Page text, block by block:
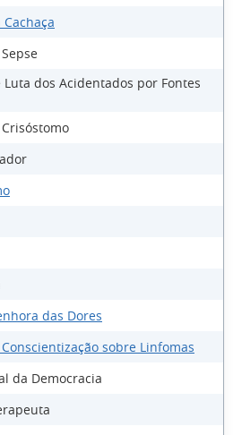
dos Acidentados por Fontes
Crisóstomo
das Dores
sobre Linfomas
da Democracia